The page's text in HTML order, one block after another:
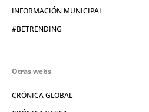
INFORMACIÓN MUNICIPAL
#BETRENDING
Otras webs
CRÓNICA GLOBAL